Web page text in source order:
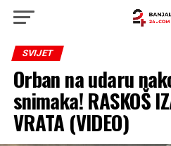
SVIJET
Orban na udaru
snimaka! RASKOŠ
VRATA (VIDEO)